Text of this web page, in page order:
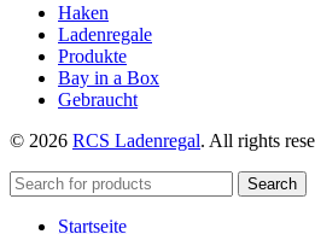
Haken
Ladenregale
Produkte
Bay in a Box
Gebraucht
© 2026 RCS Ladenregal. All rights
Search
Startseite